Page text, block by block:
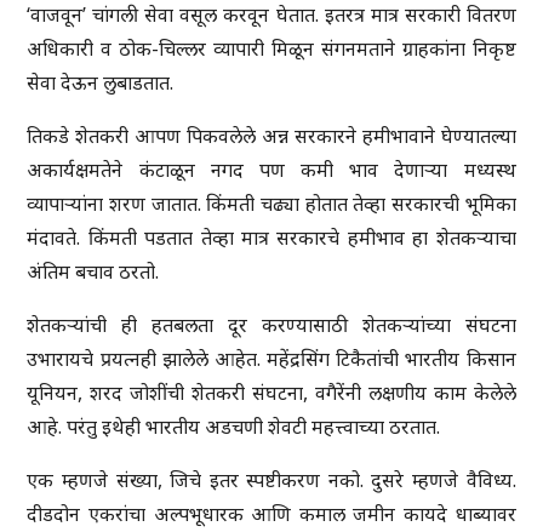
‘वाजवून’ चांगली सेवा वसूल करवून घेतात. इतरत्र मात्र सरकारी वितरण
अधिकारी व ठोक-चिल्लर व्यापारी मिळून संगनमताने ग्राहकांना निकृष्ट
सेवा देऊन लुबाडतात.
तिकडे शेतकरी आपण पिकवलेले अन्न सरकारने हमीभावाने घेण्यातल्या
अकार्यक्षमतेने कंटाळून नगद पण कमी भाव देणाऱ्या मध्यस्थ
व्यापाऱ्यांना शरण जातात. किंमती चढ्या होतात तेव्हा सरकारची भूमिका
मंदावते. किंमती पडतात तेव्हा मात्र सरकारचे हमीभाव हा शेतकऱ्याचा
अंतिम बचाव ठरतो.
शेतकऱ्यांची ही हतबलता दूर करण्यासाठी शेतकऱ्यांच्या संघटना
उभारायचे प्रयत्नही झालेले आहेत. महेंद्रसिंग टिकैतांची भारतीय किसान
यूनियन, शरद जोशींची शेतकरी संघटना, वगैरेंनी लक्षणीय काम केलेले
आहे. परंतु इथेही भारतीय अडचणी शेवटी महत्त्वाच्या ठरतात.
एक म्हणजे संख्या, जिचे इतर स्पष्टीकरण नको. दुसरे म्हणजे वैविध्य.
दीडदोन एकरांचा अल्पभूधारक आणि कमाल जमीन कायदे धाब्यावर